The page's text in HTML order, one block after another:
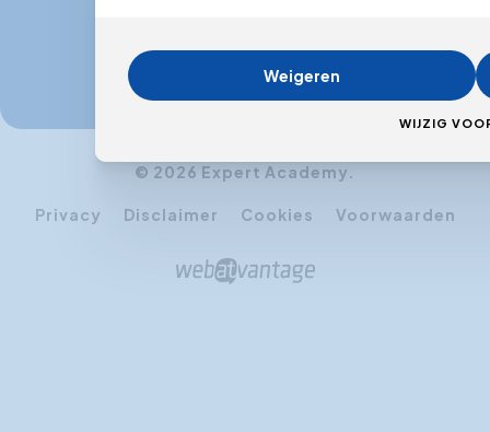
RPR Antwerpen
© 2026 Expert Academy.
Privacy Disclaimer Cookies Voorwaarden
Weigeren
WIJZIG